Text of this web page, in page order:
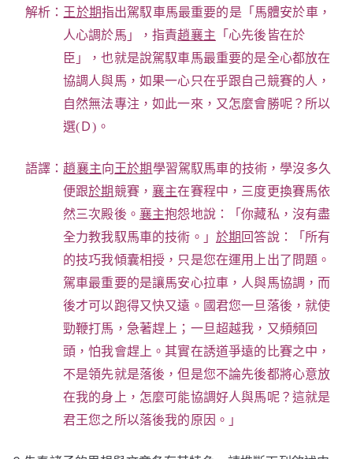
解析： 王於期指出駕馭車馬最重要的是「馬體安於車，
人心調於馬」，指責趙襄主 「心先後皆在於
臣」，也就是說駕馭車馬最重要的是全心都放在
協調人與馬，如果一心只在乎跟自己競賽的人，
自然無法專注，如此一來，又怎麼會勝呢？所以
選(Ｄ)。
語譯：趙襄主向王於期學習駕馭馬車的技術，學沒多久
便跟於期 競賽，襄主在賽程中，三度更換賽馬依
然三次殿後。 襄主抱怨地說：「你藏私，沒有盡
全力教我馭馬車的技術。」 於期 回答說：「所有
的技巧我傾囊相授，只是您在運用上出了問題。
駕車最重要的是讓馬安心拉車，人與馬協調，而
後才可以跑得又快又遠。國君您一旦落後，就使
勁鞭打馬，急著趕上；一旦超越我，又頻頻回
頭，怕我會趕上。其實在誘道爭遠的比賽之中，
不是領先就是落後，但是您不論先後都將心意放
在我的身上，怎麼可能協調好人與馬呢？這就是
君王您之所以落後我的原因。」